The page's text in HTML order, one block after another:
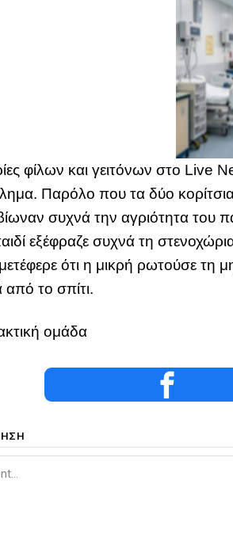
φίλων και γειτόνων στο Live
Παρόλο που τα δύο
συχνά την αγριότητα του
εξέφραζε συχνά τη
μετέφερε ότι η μικρή ρωτούσε τη
από το σπίτι.
ομάδα